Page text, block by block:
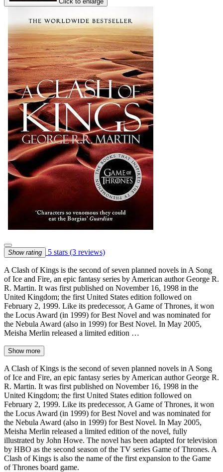
Show rating 5 stars (3 reviews)
A Clash of Kings is the second of seven planned novels in A Song
of Ice and Fire, an epic fantasy series by American author George R.
R. Martin. It was first published on November 16, 1998 in the
United Kingdom; the first United States edition followed on
February 2, 1999. Like its predecessor, A Game of Thrones, it won
the Locus Award (in 1999) for Best Novel and was nominated for
the Nebula Award (also in 1999) for Best Novel. In May 2005,
Meisha Merlin released a limited edition …
Show more
A Clash of Kings is the second of seven planned novels in A Song
of Ice and Fire, an epic fantasy series by American author George R.
R. Martin. It was first published on November 16, 1998 in the
United Kingdom; the first United States edition followed on
February 2, 1999. Like its predecessor, A Game of Thrones, it won
the Locus Award (in 1999) for Best Novel and was nominated for
the Nebula Award (also in 1999) for Best Novel. In May 2005,
Meisha Merlin released a limited edition of the novel, fully
illustrated by John Howe. The novel has been adapted for television
by HBO as the second season of the TV series Game of Thrones. A
Clash of Kings is also the name of the first expansion to the Game
of Thrones board game.